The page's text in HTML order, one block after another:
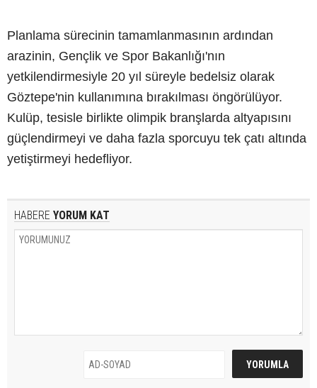
Planlama sürecinin tamamlanmasının ardından
arazinin, Gençlik ve Spor Bakanlığı'nın
yetkilendirmesiyle 20 yıl süreyle bedelsiz olarak
Göztepe'nin kullanımına bırakılması öngörülüyor.
Kulüp, tesisle birlikte olimpik branşlarda altyapısını
güçlendirmeyi ve daha fazla sporcuyu tek çatı altında
yetiştirmeyi hedefliyor.
HABERE YORUM KAT